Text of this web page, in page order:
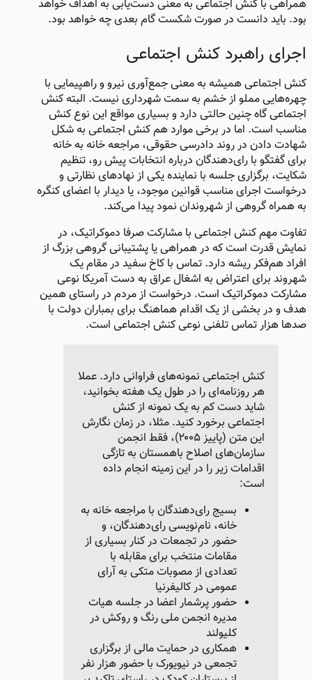
همراهی با کنش اجتماعی به معنی دست‌یابی به اهداف خواهد
بود. باید دانست در صورت شکست گام بعدی چه خواهد بود.
اجرای راهبرد کنش اجتماعی​
کنش اجتماعی همیشه به معنی جمع‌آوری نیرو و راهپیمایی با
چهره‌هایی مملو از خشم به سمت شهرداری نیست. البته کنش
اجتماعی گاه چنین حالتی دارد و بسیاری مواقع این نوع کنش
مناسب است. اما در برخی موارد هم کنش اجتماعی به شکل
شهادت دادن در روند دادرسی حقوقی، مراجعه خانه به خانه
برای گفتگو با رای‌دهندگان درباره انتخابات پیش رو، تنظیم
شکایت، برگزاری جلسه با نماینده یکی از نهادهای نظارتی و
درخواست اجرای مناسب قوانین موجود، یا دیدار با اعضای کنگره
به همراه گروهی از شهروندان نمود پیدا می‌کند.
تفاوت مهم کنش اجتماعی با مشارکت صرفا دموکراتیک، در
نمایش قدرت است که در همراهی یا پشتیبانی گروهی بزرگ از
افراد هم‌فکر ریشه دارد. تماس با کاخ سفید در مقام یک
شهروند برای اعتراض به اشغال عراق به دست آمریکا نوعی
مشارکت دموکراتیک است. درخواست از مردم در راستای همین
هدف و در بخشی از یک اقدام هماهنگ برای بمباران دولت با
صدها هزار تماس تلفنی نوعی کنش اجتماعی است.
کنش اجتماعی نمونه‌های فراوانی دارد. عملا
هر روزنامه‌ای را در طول یک هفته بخوانید،
شاید دست کم به یک نمونه از کنش
اجتماعی برخورد کنید. مثلا، در زمان نگارش
این متن (پاییز ۲۰۰۵)، فقط انجمن
سازمان‌های اصلاح باهمستان به تازگی
اقدامات زیر را در این زمینه انجام داده
است:
بسیج رای‌دهندگان با مراجعه خانه به
خانه، نام‌نویسی رای‌دهندگان، و
حضور در تجمعات در کنار بسیاری از
مقامات منتخب برای مقابله با
تعدادی از مصوبات متکی به آرای
عمومی در کالیفرنیا
حضور پرشمار اعضا در جلسه هیات
مدیره انجمن ملی رنگ و روکش در
کلیولند
همکاری در حمایت مالی از برگزاری
تجمعی در نیویورک با حضور هزار نفر